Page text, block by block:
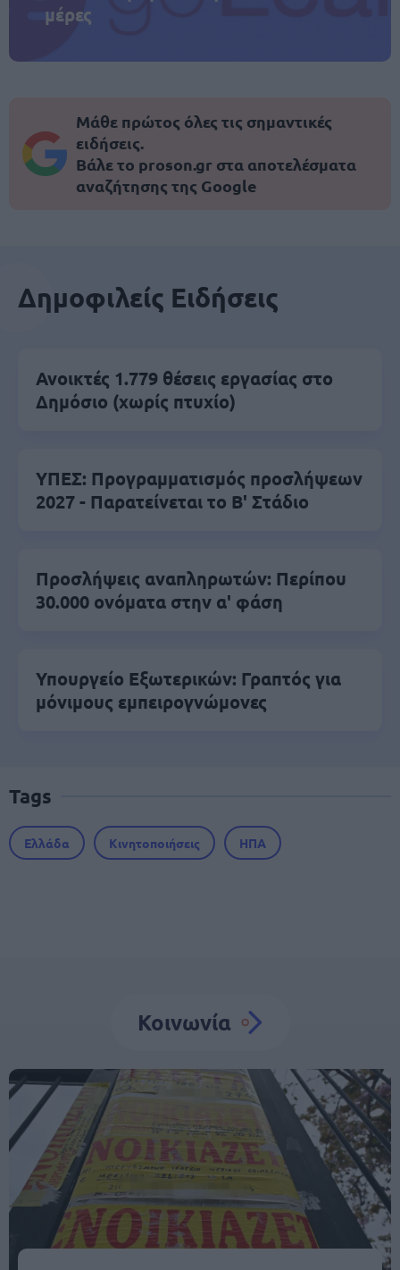
μέρες
Μάθε πρώτος όλες τις σημαντικές
ειδήσεις.
Βάλε το proson.gr στα αποτελέσματα
αναζήτησης της Google
Δημοφιλείς Ειδήσεις
Ανοικτές 1.779 θέσεις εργασίας στο
Δημόσιο (χωρίς πτυχίο)
ΥΠΕΣ: Προγραμματισμός προσλήψεων
2027 - Παρατείνεται το Β' Στάδιο
Προσλήψεις αναπληρωτών: Περίπου
30.000 ονόματα στην α' φάση
Υπουργείο Εξωτερικών: Γραπτός για
μόνιμους εμπειρογνώμονες
Tags
Ελλάδα Κινητοποιήσεις ΗΠΑ
Κοινωνία